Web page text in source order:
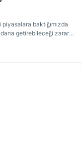
baktığımızda
getirebileceği zararlı
yaşandığını